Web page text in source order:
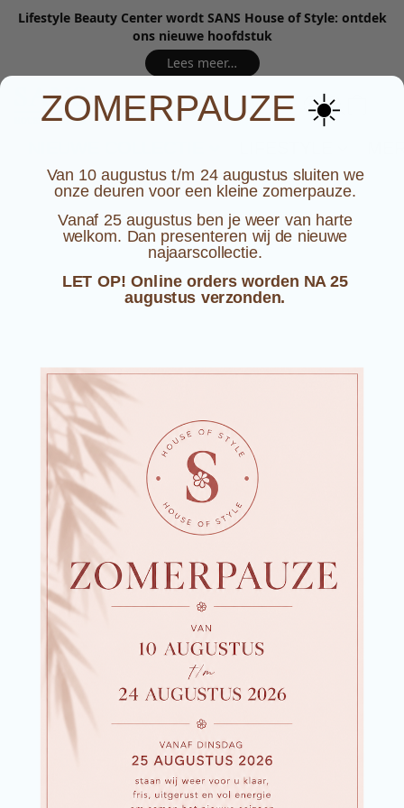
Lifestyle Beauty Center wordt SANS House of Style: ontdek
ons nieuwe hoofdstuk
Lees meer…
ZOMERPAUZE ☀️
Van 10 augustus t/m 24 augustus sluiten we
onze deuren voor een kleine zomerpauze.
Vanaf 25 augustus ben je weer van harte
welkom. Dan presenteren wij de nieuwe
najaarscollectie.
LET OP! Online orders worden NA 25
augustus verzonden.